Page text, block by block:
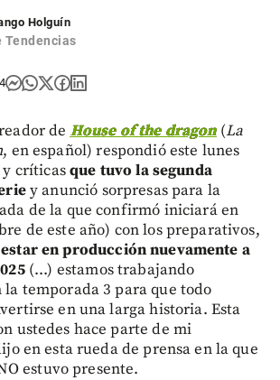
Holguín
Tendencias
de House of the dragon(La
, en español) respondió este lunes
y críticasque tuvo la segunda
y anunció sorpresas para la
de la que confirmó iniciará en
de este año) con los preparativos,
en producción nuevamente a
(...) estamos trabajando
temporada 3 para que todo
en una larga historia. Esta
ustedes hace parte de mi
en esta rueda de prensa en la que
estuvo presente.